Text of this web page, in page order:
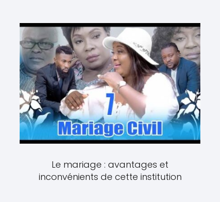
Le mariage : avantages et
inconvénients de cette institution